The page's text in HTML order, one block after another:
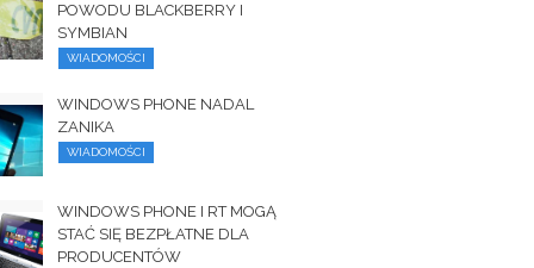
POWODU BLACKBERRY I
SYMBIAN
WIADOMOŚCI
WINDOWS PHONE NADAL
ZANIKA
WIADOMOŚCI
WINDOWS PHONE I RT MOGĄ
STAĆ SIĘ BEZPŁATNE DLA
PRODUCENTÓW